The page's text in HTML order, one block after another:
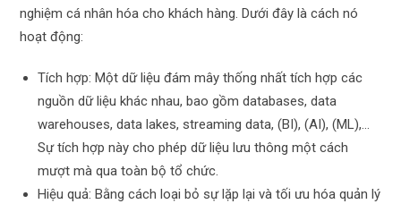
nghiệm cá nhân hóa cho khách hàng. Dưới đây là cách nó
hoạt động:
Tích hợp: Một dữ liệu đám mây thống nhất tích hợp các
nguồn dữ liệu khác nhau, bao gồm databases, data
warehouses, data lakes, streaming data, (BI), (AI), (ML),…
Sự tích hợp này cho phép dữ liệu lưu thông một cách
mượt mà qua toàn bộ tổ chức.
Hiệu quả: Bằng cách loại bỏ sự lặp lại và tối ưu hóa quản lý